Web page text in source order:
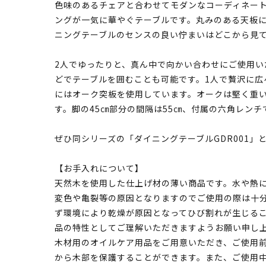
色味のあるチェアと合わせてモダンなコーディネー
ングが一気に華やぐテーブルです。丸みのある天板
ニングテーブルのセンスの良い佇まいはどこから見
2人でゆったりと、真ん中で向かい合わせにご使用
どでテーブルを囲むことも可能です。1人で贅沢に
にはオーク突板を使用しています。オークは堅く重
す。脚の45㎝部分の間隔は55㎝、付属の六角レン
ぜひ同シリーズの「ダイニングテーブルGDR001」
【お手入れについて】
天然木を使用した仕上げ材の薄い商品です。水や熱
変色や亀裂等の原因となりますのでご使用の際は十
ず環境により乾燥が原因となってひび割れが生じる
品の特性としてご理解いただきますようお願い申し
木材用のオイルケア用品をご用意いただき、ご使用
から木部を保護することができます。また、ご使用